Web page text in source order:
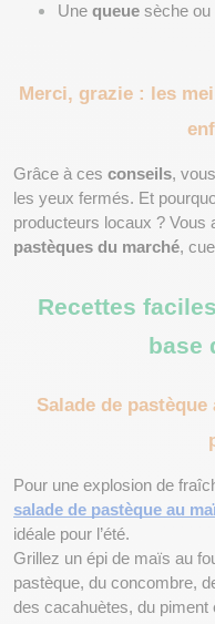
Une queue sèche ou
Merci, grazie : les
Grâce à ces conseils,
les yeux fermés. Et
producteurs locaux ? Vous
pastèques du marché,
Recettes
base
Salade de
salade de pastèque au
idéale pour l’été.
Grillez un épi de maïs au
pastèque, du concombre,
des cacahuètes, du